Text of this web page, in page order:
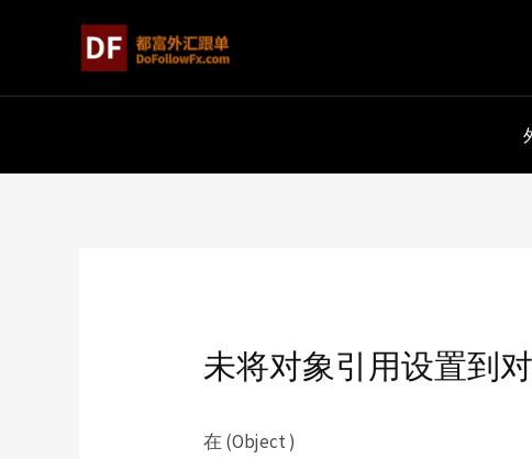
未将对象引用设置到对
在 (Object )